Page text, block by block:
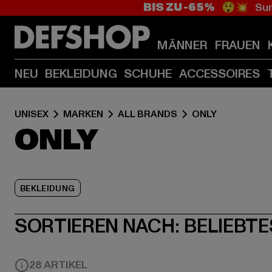
BIS ZU -65% 😲💥
MÄNNER FRAUEN
NEU BEKLEIDUNG SCHUHE ACCESSOIRES
UNISEX MARKEN ALL BRANDS ONLY
ONLY
BEKLEIDUNG
SORTIEREN NACH:
28 ARTIKEL